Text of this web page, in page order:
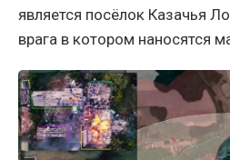
является посёлок Казачья
врага в котором наносятся